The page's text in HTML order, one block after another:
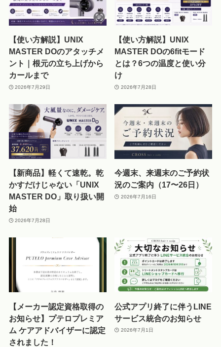
【使い方解説】UNIX
MASTER DOのアタッチメ
ント｜根元の立ち上げから
カールまで
2026年7月29日
【使い方解説】UNIX
MASTER DOの6fitモード
とは？6つの温度と使い分
け
2026年7月28日
【新商品】軽くて速乾。乾
かすだけじゃない「UNIX
MASTER DO」取り扱い開
始
2026年7月28日
今週末、来週末のご予約状
況のご案内（17〜26日）
2026年7月16日
【メーカー認定資格取得の
お知らせ】プテロプレミア
ム ケアアドバイザーに認定
されました！
公式アプリ終了に伴うLINE
サービス統合のお知らせ
2026年7月1日